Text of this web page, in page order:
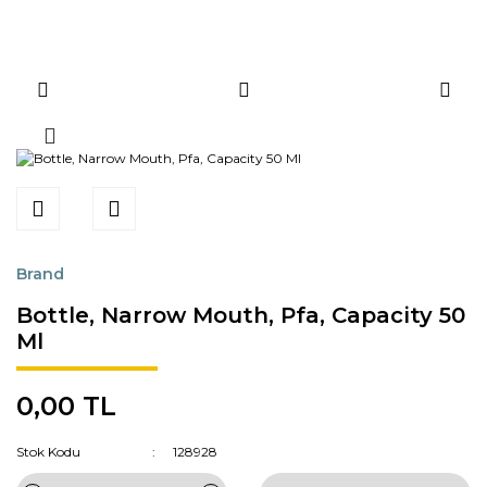
Brand
Bottle, Narrow Mouth, Pfa, Capacity 50
Ml
0,00 TL
Stok Kodu 128928